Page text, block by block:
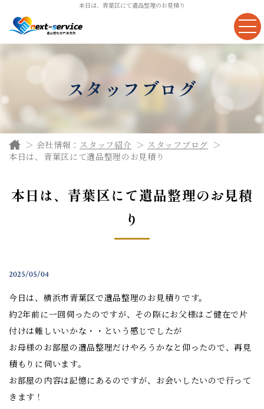
本日は、青葉区にて遺品整理のお見積り
スタッフブログ
会社情報： スタッフ紹介
スタッフブログ
本日は、青葉区にて遺品整理のお見積り
本日は、青葉区にて遺品整理のお見積
り
2025/05/04
今日は、横浜市青葉区で遺品整理のお見積りです。
約2年前に一回伺ったのですが、その際にお父様はご健在で片
付けは難しいいかな・・という感じでしたが
お母様のお部屋の遺品整理だけやろうかなと仰ったので、再見
積もりに伺います。
お部屋の内容は記憶にあるのですが、お会いしたいので行って
きます！